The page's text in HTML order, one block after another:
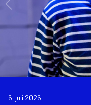
6. juli 2026.